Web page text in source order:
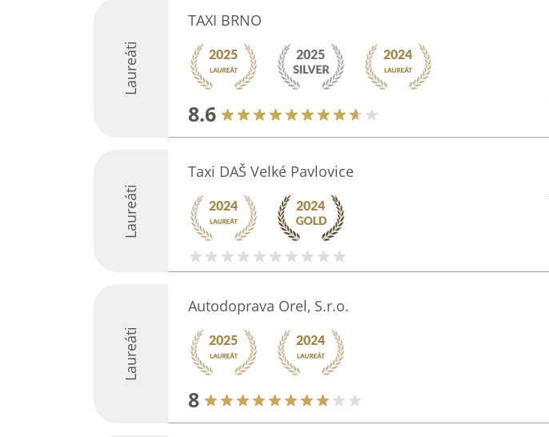
Laureáti
TAXI BRNO
8.6
Laureáti
Taxi DAŠ Velké Pavlovice
Laureáti
Autodoprava Orel, S.r.o.
8